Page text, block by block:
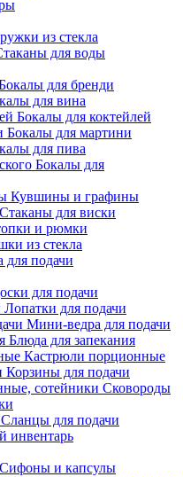
из стекла
для воды
для бренди
для вина
Бокалы для коктейлей
Бокалы для мартини
для пива
Бокалы для
Кувшины и графины
Стаканы для виски
и рюмки
из стекла
для подачи
для подачи
Лопатки для подачи
Мини-ведра для подачи
Блюда для запекания
Кастрюли порционные
Корзины для подачи
Сковороды
Сланцы для подачи
инвентарь
Сифоны и капсулы